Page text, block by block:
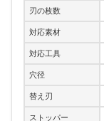
刃の枚数
対応素材
対応工具
穴径
替え刃
ストッパー